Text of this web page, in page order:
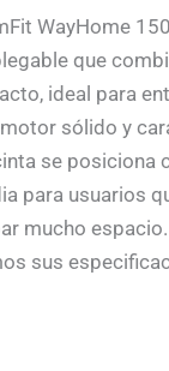
WayHome
que
ideal para
motor sólido y
se posiciona
para usuarios
mucho
sus